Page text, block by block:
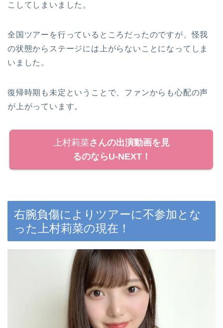
こしてしまいました。
全国ツアーを行っているところだったのですが、怪我
の状態からステージには上がらないことになってしま
いました。
復帰時期も未定ということで、ファンからも心配の声
が上がっています。
上村莉菜さんの出演動画を見
るのならU-NEXT！
右腕負傷によりツアーに不参加とな
った上村莉菜の現在！